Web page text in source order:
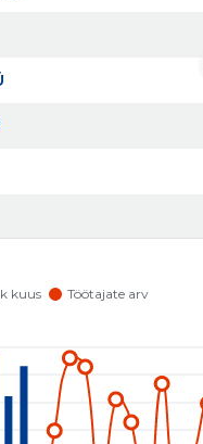
LIIT
KURGUARSTIDE JA
SELTS MTÜ